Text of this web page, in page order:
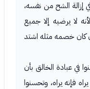
إزالة الشح من نفسه،
لا يرضيه إلا جميع
كان خصمه مثله اشتد
في عبادة الخالق بأن
فإنه يراه، وتحسنوا